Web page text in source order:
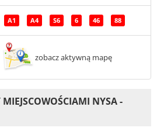
A1 A4 S6 6 46 88
zobacz aktywną mapę
NYSA -